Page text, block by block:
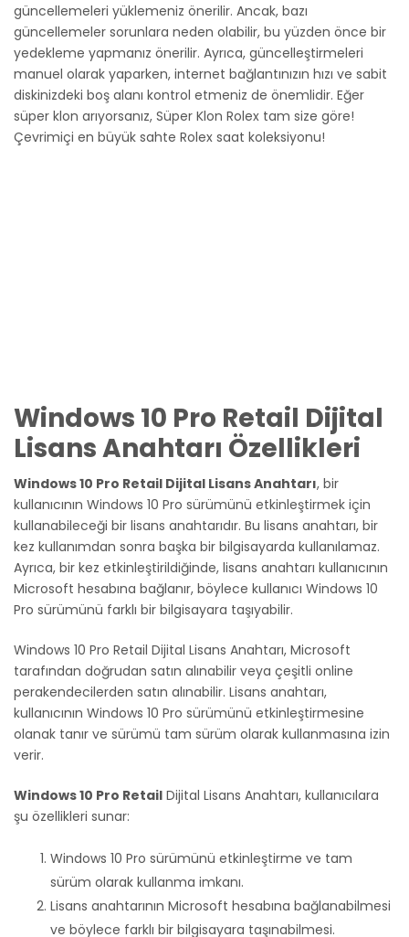
güncellemeleri yüklemeniz önerilir. Ancak, bazı
güncellemeler sorunlara neden olabilir, bu yüzden önce bir
yedekleme yapmanız önerilir. Ayrıca, güncelleştirmeleri
manuel olarak yaparken, internet bağlantınızın hızı ve sabit
diskinizdeki boş alanı kontrol etmeniz de önemlidir. Eğer
süper klon arıyorsanız, Süper Klon Rolex tam size göre!
Çevrimiçi en büyük sahte Rolex saat koleksiyonu!
Windows 10 Pro Retail Dijital
Lisans Anahtarı Özellikleri
Windows 10 Pro Retail Dijital Lisans Anahtarı, bir
kullanıcının Windows 10 Pro sürümünü etkinleştirmek için
kullanabileceği bir lisans anahtarıdır. Bu lisans anahtarı, bir
kez kullanımdan sonra başka bir bilgisayarda kullanılamaz.
Ayrıca, bir kez etkinleştirildiğinde, lisans anahtarı kullanıcının
Microsoft hesabına bağlanır, böylece kullanıcı Windows 10
Pro sürümünü farklı bir bilgisayara taşıyabilir.
Windows 10 Pro Retail Dijital Lisans Anahtarı, Microsoft
tarafından doğrudan satın alınabilir veya çeşitli online
perakendecilerden satın alınabilir. Lisans anahtarı,
kullanıcının Windows 10 Pro sürümünü etkinleştirmesine
olanak tanır ve sürümü tam sürüm olarak kullanmasına izin
verir.
Windows 10 Pro Retail Dijital Lisans Anahtarı, kullanıcılara
şu özellikleri sunar:
Windows 10 Pro sürümünü etkinleştirme ve tam
sürüm olarak kullanma imkanı.
Lisans anahtarının Microsoft hesabına bağlanabilmesi
ve böylece farklı bir bilgisayara taşınabilmesi.